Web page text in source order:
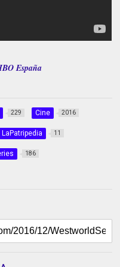
España
229 Cine 2016
LaPatripedia 11
186